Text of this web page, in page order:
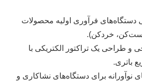
دستگاه‌های فرآوری اولیه محصولات
خردکن).
و طراحی یک تراکتور الکتریکی با
باتری.
نوآورانه برای دستگاه‌های نشاکاری و